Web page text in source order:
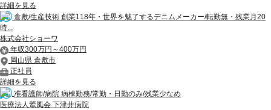
詳細を見る
倉敷/生産技術 創業118年・世界を魅了するデニムメーカー/転勤無・残業月20
時...
株式会社ショーワ
年収300万円～400万円
岡山県 倉敷市
正社員
詳細を見る
准看護師/病院 病棟勤務/常勤・日勤のみ/残業少なめ
医療法人鷲風会 下津井病院